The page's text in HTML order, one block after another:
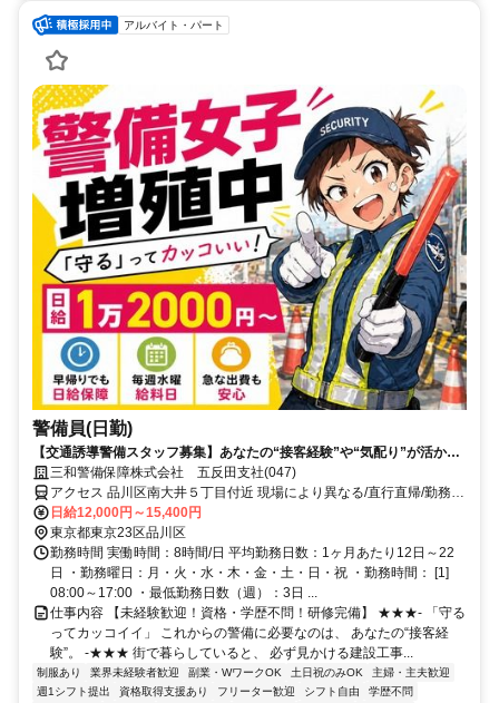
アルバイト・パート
警備員(日勤)
【交通誘導警備スタッフ募集】あなたの“接客経験”や“気配り”が活かせ
ます！
三和警備保障株式会社 五反田支社(047)
アクセス 品川区南大井５丁目付近 現場により異なる/直行直帰/勤務地
相談可 ■電話面接■来社不要■即日勤務
日給12,000円～15,400円
東京都東京23区品川区
勤務時間 実働時間：8時間/日 平均勤務日数：1ヶ月あたり12日～22
日 ・勤務曜日：月・火・水・木・金・土・日・祝 ・勤務時間： [1]
08:00～17:00 ・最低勤務日数（週）：3日 ...
仕事内容 【未経験歓迎！資格・学歴不問！研修完備】 ★★★- 「守る
ってカッコイイ」 これからの警備に必要なのは、 あなたの“接客経
験”。 -★★★ 街で暮らしていると、 必ず見かける建設工事...
制服あり 業界未経験者歓迎 副業・WワークOK 土日祝のみOK
主婦・主夫歓迎
週1シフト提出
資格取得支援あり フリーター歓迎 シフト自由
学歴不問